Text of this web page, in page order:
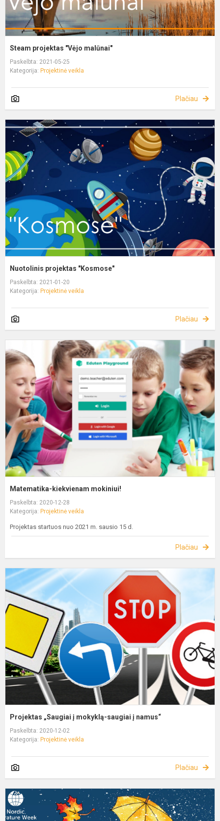
Steam projektas "Vėjo malūnai"
Paskelbta: 2021-05-25
Kategorija: Projektinė veikla
Plačiau
Nuotolinis projektas "Kosmose"
Paskelbta: 2021-01-20
Kategorija: Projektinė veikla
Plačiau
Matematika-kiekvienam mokiniui!
Paskelbta: 2020-12-28
Kategorija: Projektinė veikla
Projektas startuos nuo 2021 m. sausio 15 d.
Plačiau
Projektas „Saugiai į mokyklą-saugiai į namus“
Paskelbta: 2020-12-02
Kategorija: Projektinė veikla
Plačiau